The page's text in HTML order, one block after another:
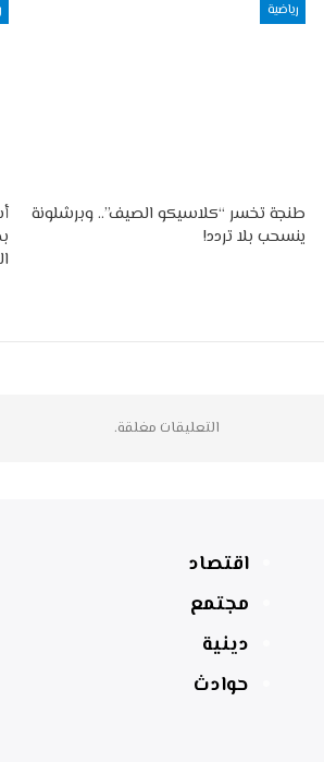
رياضية
طنجة تخسر “كلاسيكو الصيف”.. وبرشلونة
ينسحب بلا تردد!
التعليقات مغلقة.
اقتصاد
مجتمع
دينية
حوادث